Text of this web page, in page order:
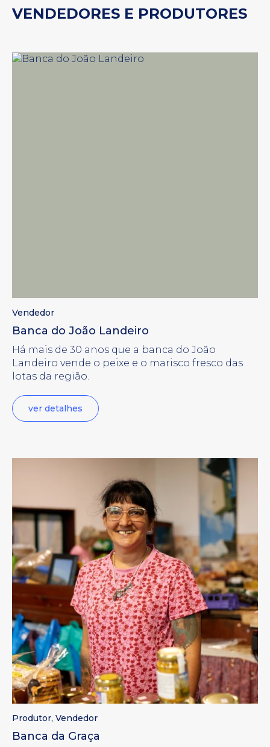
VENDEDORES E PRODUTORES
Vendedor
Banca do João Landeiro
Há mais de 30 anos que a banca do João
Landeiro vende o peixe e o marisco fresco das
lotas da região.
ver detalhes
Produtor, Vendedor
Banca da Graça